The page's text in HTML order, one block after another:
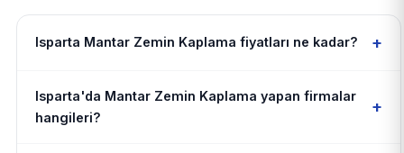
Isparta Mantar Zemin Kaplama fiyatları ne kadar? +
Isparta'da Mantar Zemin Kaplama yapan firmalar
hangileri?
+